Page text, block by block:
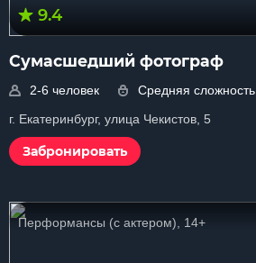
9.4
Сумасшедший фотограф
2-6 человек
Средняя сложность
г. Екатеринбург, улица Чекистов, 5
Забронировать
Перформансы (с актером), 14+